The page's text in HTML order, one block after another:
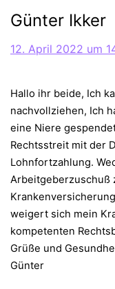
Günter Ikker
12. April 2022 um
Hallo ihr beide, Ich
nachvollziehen, Ich
eine Niere
Rechtsstreit mit der
Lohnfortzahlung.
Arbeitgeberzuschuß
weigert sich mein
kompetenten
Grüße und
Günter